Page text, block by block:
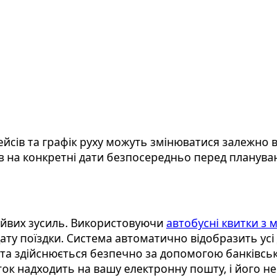
та графік руху можуть змінюватися залежно
конкретні дати безпосередньо перед
зусиль. Використовуючи автобусні квитки з
поїздки. Система автоматично відобразить
здійснюється безпечно за допомогою
надходить на вашу електронну пошту, і його